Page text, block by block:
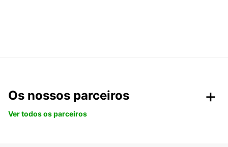
Os nossos parceiros
Ver todos os parceiros